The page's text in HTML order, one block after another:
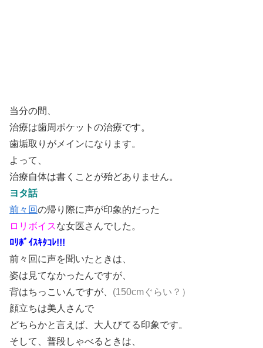
当分の間、
治療は歯周ポケットの治療です。
歯垢取りがメインになります。
よって、
治療自体は書くことが殆どありません。
ヨタ話
前々回の帰り際に声が印象的だった
ロリボイスな女医さんでした。
ﾛﾘﾎﾞｲｽｷﾀｺﾚ!!!
前々回に声を聞いたときは、
姿は見てなかったんですが、
背はちっこいんですが、 (150cmぐらい？）
顔立ちは美人さんで
どちらかと言えば、大人びてる印象です。
そして、普段しゃべるときは、